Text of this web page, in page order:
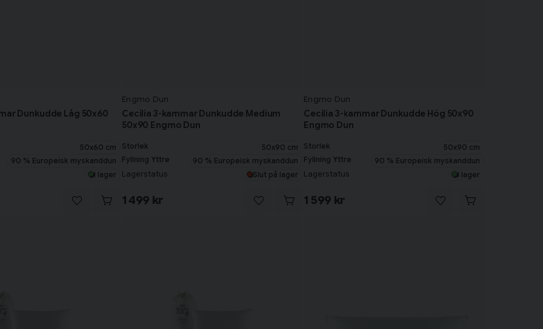
för att skapa stabilitet i kudden
bättre följsamhet och ytmjukhet.
även om dunkuddar
på din sovposition, väljer du en
sida, hur bra den passar på
Dunkudde Låg 50x60
50x60 cm
90 % Europeisk myskanddun
I lager
Engmo Dun
Cecilia 3-kammar Dunkudde Medium
50x90 Engmo Dun
Storlek
50x90 cm
Fyllning Yttre
90 % Europeisk myskanddun
Lagerstatus Slut på lager
1 499 kr
Engmo Dun
Cecilia 3-kammar Dunkudde Hög 50x90
Engmo Dun
Storlek
50x90 cm
Fyllning Yttre
90 % Europeisk myskanddun
Lagerstatus I lager
1 599 kr